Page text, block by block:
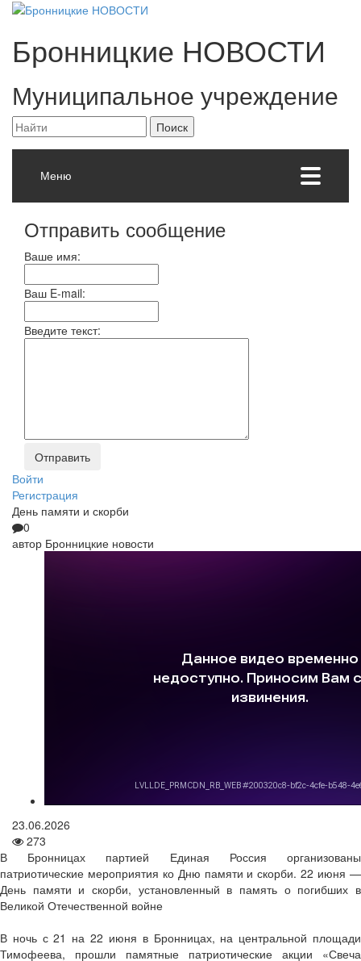
Бронницкие НОВОСТИ
Муниципальное учреждение
Меню
Отправить сообщение
Ваше имя:
Ваш E-mail:
Введите текст:
Войти
Регистрация
День памяти и скорби
0
автор Бронницкие новости
23.06.2026
273
В Бронницах партией Единая Россия организованы
патриотические мероприятия ко Дню памяти и скорби. 22 июня —
День памяти и скорби, установленный в память о погибших в
Великой Отечественной войне
В ночь с 21 на 22 июня в Бронницах, на центральной площади
Тимофеева, прошли памятные патриотические акции «Свеча